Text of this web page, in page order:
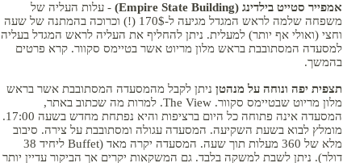
אמפייר סטייט בילדינג (Empire State Building)
- עלות העליה של
משפחה שלמה לראש המגדל מגיעה ל-170$ (!) וכרוכה בהמתנה של שעה
וחצי (ואולי אף יותר) למעלית. ניתן להחליף את העליה לראש המגדל בעליה
למסעדה המסתובבת בראש מלון מריוט אשר בטיימס סקוור. קרא פרטים
בהמשך.
תצפית יפה ונוחה על מנהטן ניתן לקבל מהמסעדה המסתובבת אשר בראש
מלון מריוט שבטיימס סקוור. The View. למרות מה שכתוב באתר,
המסעדה אינה פתוחה כל היום ברציפות והיא נפתחת מחדש בשעה 17:00.
מומלץ לבוא בשעת השקיעה. המסעדה עגולה ומסתובבת על צירה. סיבוב
מלא של 360 מעלות תוך שעה. המסעדה יקרה מאד (Buffet ליחיד 38
דולר). ניתן לשבת למשקה בלבד. גם המשקאות יקרים אך הביקור עדיין יותר